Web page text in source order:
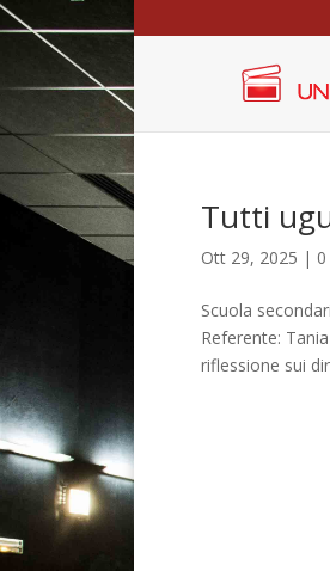
Tutti
Ott 29, 2025 |
Scuola
Referente:
riflessione sui